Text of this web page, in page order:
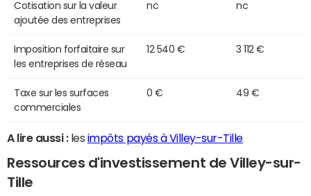
Cotisation sur la valeur
ajoutée des entreprises
nc nc
Imposition forfaitaire sur
les entreprises de réseau
12 540 € 3 112 €
Taxe sur les surfaces
commerciales
0 € 49 €
A lire aussi :les impôts payés à Villey-sur-Tille
Ressources d'investissement de Villey-sur-
Tille